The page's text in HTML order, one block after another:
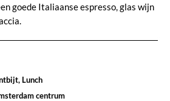
goede Italiaanse espresso, glas wijn
Lunch
centrum